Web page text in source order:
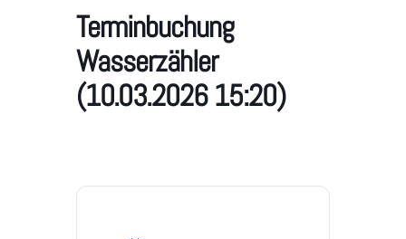
Terminbuchung
Wasserzähler
(10.03.2026 15:20)